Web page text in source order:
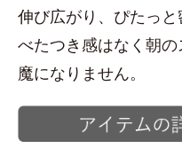
伸び広がり、ぴたっと
べたつき感はなく朝
魔になりません。